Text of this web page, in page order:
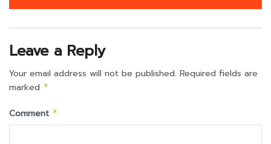
Leave a Reply
Your email address will not be published. Required fields are
marked *
Comment *